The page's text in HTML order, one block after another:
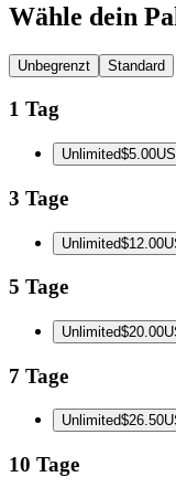
Wähle dein
Unbegrenzt Standard
1 Tag
Unlimited$5.00
3 Tage
Unlimited$12.00
5 Tage
Unlimited$20.00
7 Tage
Unlimited$26.50
10 Tage